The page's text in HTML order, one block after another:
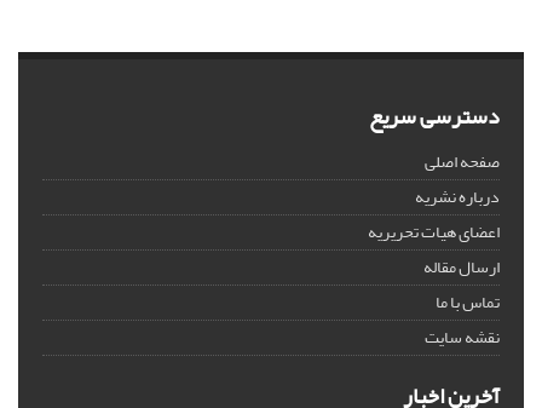
دسترسی سریع
صفحه اصلی
درباره نشریه
اعضای هیات تحریریه
ارسال مقاله
تماس با ما
نقشه سایت
آخرین اخبار